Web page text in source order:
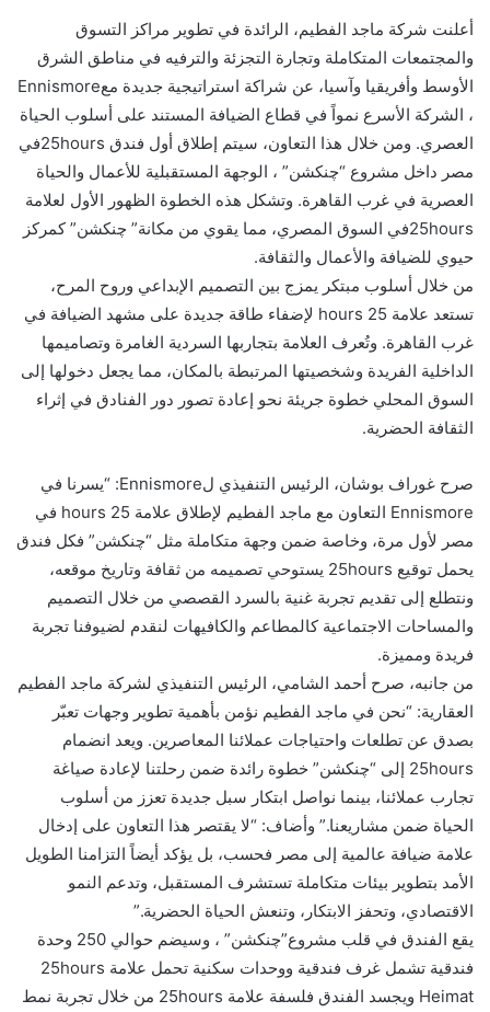
أعلنت شركة ماجد الفطيم، الرائدة في تطوير مراكز التسوق
والمجتمعات المتكاملة وتجارة التجزئة والترفيه في مناطق الشرق
الأوسط وأفريقيا وآسيا، عن شراكة استراتيجية جديدة معEnnismore
، الشركة الأسرع نمواً في قطاع الضيافة المستند على أسلوب الحياة
العصري. ومن خلال هذا التعاون، سيتم إطلاق أول فندق 25hoursفي
مصر داخل مشروع “چنكشن” ، الوجهة المستقبلية للأعمال والحياة
العصرية في غرب القاهرة. وتشكل هذه الخطوة الظهور الأول لعلامة
25hoursفي السوق المصري، مما يقوي من مكانة” چنكشن” كمركز
حيوي للضيافة والأعمال والثقافة.
من خلال أسلوب مبتكر يمزج بين التصميم الإبداعي وروح المرح،
تستعد علامة 25 hours لإضفاء طاقة جديدة على مشهد الضيافة في
غرب القاهرة. وتُعرف العلامة بتجاربها السردية الغامرة وتصاميمها
الداخلية الفريدة وشخصيتها المرتبطة بالمكان، مما يجعل دخولها إلى
السوق المحلي خطوة جريئة نحو إعادة تصور دور الفنادق في إثراء
الثقافة الحضرية.
صرح غوراف بوشان، الرئيس التنفيذي لEnnismore: “يسرنا في
Ennismore التعاون مع ماجد الفطيم لإطلاق علامة 25 hours في
مصر لأول مرة، وخاصة ضمن وجهة متكاملة مثل “چنكشن” فكل فندق
يحمل توقيع 25hours يستوحي تصميمه من ثقافة وتاريخ موقعه،
ونتطلع إلى تقديم تجربة غنية بالسرد القصصي من خلال التصميم
والمساحات الاجتماعية كالمطاعم والكافيهات لنقدم لضيوفنا تجربة
فريدة ومميزة.
من جانبه، صرح أحمد الشامي، الرئيس التنفيذي لشركة ماجد الفطيم
العقارية: “نحن في ماجد الفطيم نؤمن بأهمية تطوير وجهات تعبّر
بصدق عن تطلعات واحتياجات عملائنا المعاصرين. ويعد انضمام
25hours إلى “چنكشن” خطوة رائدة ضمن رحلتنا لإعادة صياغة
تجارب عملائنا، بينما نواصل ابتكار سبل جديدة تعزز من أسلوب
الحياة ضمن مشاريعنا.” وأضاف: “لا يقتصر هذا التعاون على إدخال
علامة ضيافة عالمية إلى مصر فحسب، بل يؤكد أيضاً التزامنا الطويل
الأمد بتطوير بيئات متكاملة تستشرف المستقبل، وتدعم النمو
الاقتصادي، وتحفز الابتكار، وتنعش الحياة الحضرية.”
يقع الفندق في قلب مشروع”چنكشن” ، وسيضم حوالي 250 وحدة
فندقية تشمل غرف فندقية ووحدات سكنية تحمل علامة 25hours
Heimat ويجسد الفندق فلسفة علامة 25hours من خلال تجربة نمط